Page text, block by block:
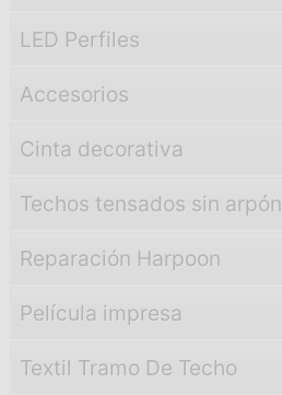
LED Perfiles
Accesorios
Cinta decorativa
Techos tensados sin arpón
Reparación Harpoon
Película impresa
Textil Tramo De Techo